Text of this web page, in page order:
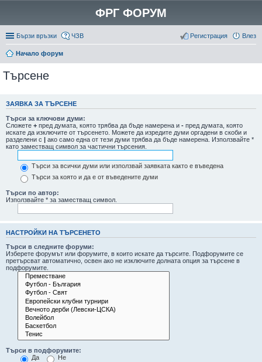
ФРГ ФОРУМ
Бързи връзки ЧЗВ Влез
Регистрация
Начало форум
Търсене
ЗАЯВКА ЗА ТЪРСЕНЕ
Търси за ключови думи:
Сложете + пред думата, която трябва да бъде намерена и - пред думата, която
искате да изключите от търсенето. Можете да изредите думи оргадени в скоби и
разделени с | ако само една от тези думи трябва да бъде намерена. Използвайте *
като заместващ символ за частични търсения.
Търси за всички думи или използвай заявката както е въведена
Търси за която и да е от въведените думи
Търси по автор:
Използвайте * за заместващ символ.
НАСТРОЙКИ НА ТЪРСЕНЕТО
Търси в следните форуми:
Изберете форумът или форумите, в които искате да търсите. Подфорумите се
претърсват автоматично, освен ако не изключите долната опция за търсене в
подфорумите.
Търси в подфорумите:
Да
Не